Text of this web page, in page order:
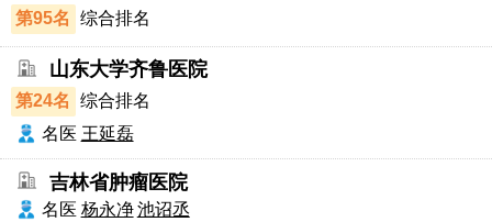
第95名 综合排名
山东大学齐鲁医院
第24名
综合排名
名医 王延磊
吉林省肿瘤医院
名医 杨永净 池诏丞